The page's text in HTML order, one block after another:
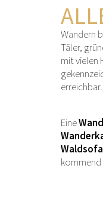
Wandern
Täler,
mit vielen
erreichbar.
Eine
kommend